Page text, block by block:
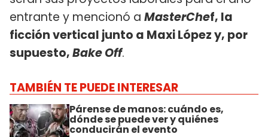
entrante y mencionó a MasterChef, la
ficción vertical junto a Maxi López y, por
supuesto,Bake Off.
TAMBIÉN TE PUEDE INTERESAR
Párense de manos: cuándo es,
dónde se puede ver y quiénes
conducirán el evento